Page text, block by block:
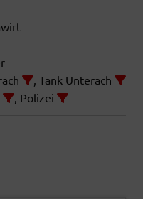
, Tank Unterach
, Polizei